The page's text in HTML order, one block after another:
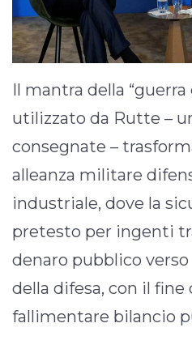
Il mantra della
utilizzato da Rutte –
consegnate –
alleanza militare
industriale, dove la
pretesto per ingenti
denaro pubblico
della difesa, con il fine
fallimentare bilancio